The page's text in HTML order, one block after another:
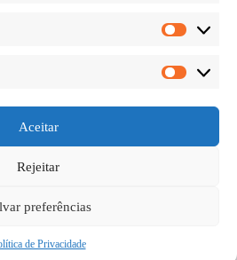
Aceitar
Rejeitar
preferências
de Privacidade
estamos gravidas é uma
isso é normal para quem
e quando chegar o
05/2026
reservados.